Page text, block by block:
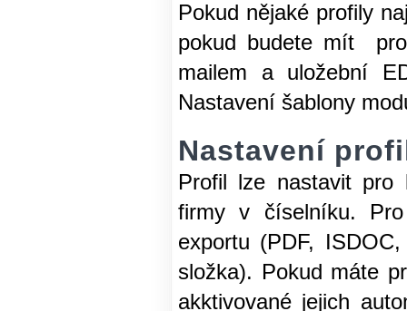
Pokud nějaké profily
pokud budete mít
mailem a uložební
Nastavení šablony
Nastavení
Profil lze nastavit pro
firmy v číselníku.
exportu (PDF,
složka). Pokud máte
akktivované jejich